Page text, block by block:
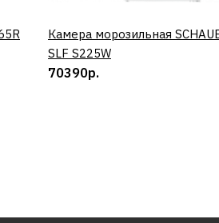
КУПИТЬ
Камера морозильная
SLF S225W
70390р.